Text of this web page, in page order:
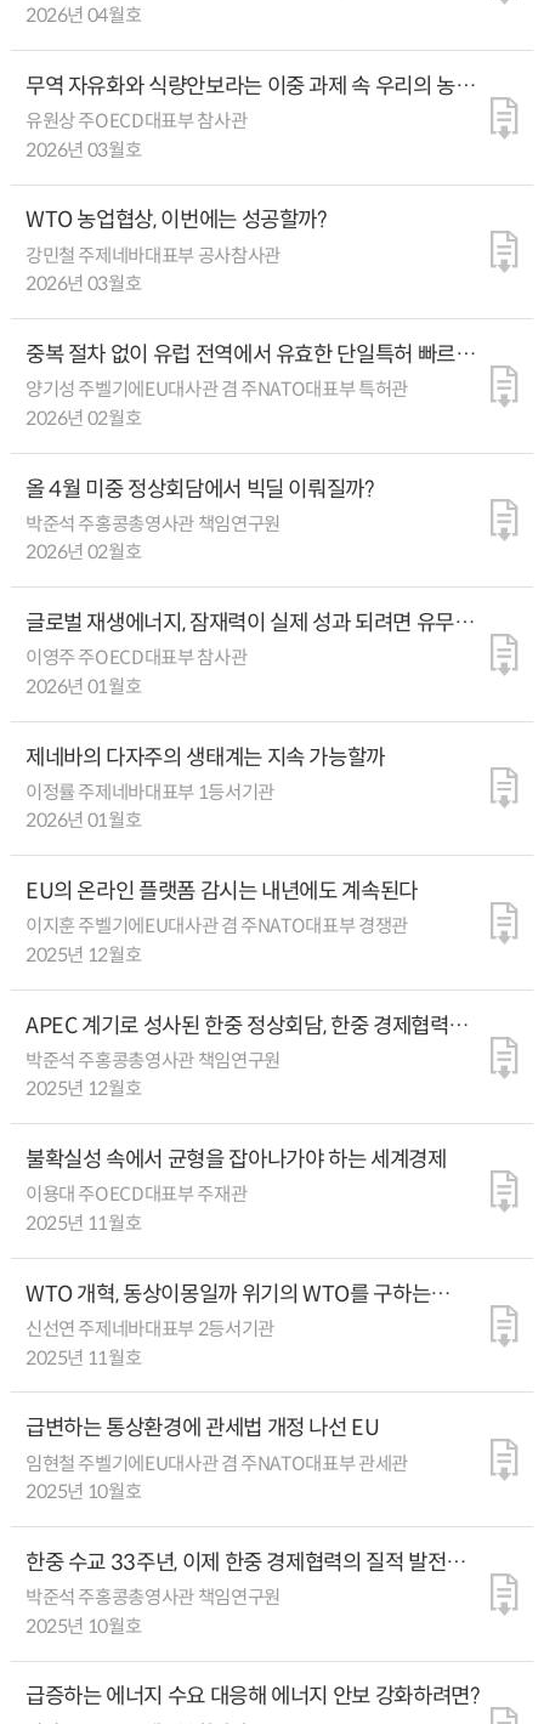
2026년 04월호
무역 자유화와 식량안보라는 이중 과제 속 우리의 농정
전략은 어디에
유원상 주OECD대표부 참사관
2026년 03월호
WTO 농업협상, 이번에는 성공할까?
강민철 주제네바대표부 공사참사관
2026년 03월호
중복 절차 없이 유럽 전역에서 유효한 단일특허 빠르게
정착 중
양기성 주벨기에EU대사관 겸 주NATO대표부 특허관
2026년 02월호
올 4월 미중 정상회담에서 빅딜 이뤄질까?
박준석 주홍콩총영사관 책임연구원
2026년 02월호
글로벌 재생에너지, 잠재력이 실제 성과 되려면 유무형
인프라 구축 병행돼야
이영주 주OECD대표부 참사관
2026년 01월호
제네바의 다자주의 생태계는 지속 가능할까
이정률 주제네바대표부 1등서기관
2026년 01월호
EU의 온라인 플랫폼 감시는 내년에도 계속된다
이지훈 주벨기에EU대사관 겸 주NATO대표부 경쟁관
2025년 12월호
APEC 계기로 성사된 한중 정상회담, 한중 경제협력의
새로운 챕터로 이어지길
박준석 주홍콩총영사관 책임연구원
2025년 12월호
불확실성 속에서 균형을 잡아나가야 하는 세계경제
이용대 주OECD대표부 주재관
2025년 11월호
WTO 개혁, 동상이몽일까 위기의 WTO를 구하는
돌파구일까
신선연 주제네바대표부 2등서기관
2025년 11월호
급변하는 통상환경에 관세법 개정 나선 EU
임현철 주벨기에EU대사관 겸 주NATO대표부 관세관
2025년 10월호
한중 수교 33주년, 이제 한중 경제협력의 질적 발전
꾀할 때
박준석 주홍콩총영사관 책임연구원
2025년 10월호
급증하는 에너지 수요 대응해 에너지 안보 강화하려면?